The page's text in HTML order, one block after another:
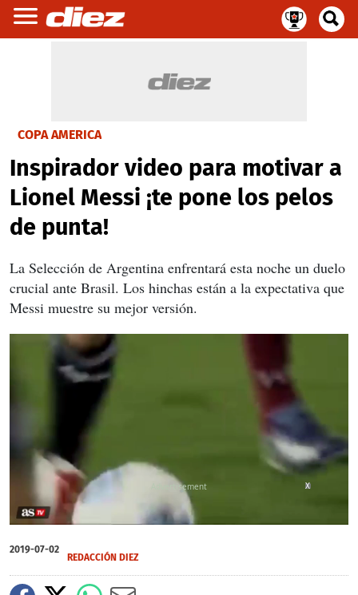
COPA AMERICA
Inspirador video para motivar a
Lionel Messi ¡te pone los pelos
de punta!
La Selección de Argentina enfrentará esta noche un duelo
crucial ante Brasil. Los hinchas están a la expectativa que
Messi muestre su mejor versión.
seconds
of
seconds
X
2019-07-02
REDACCIÓN DIEZ